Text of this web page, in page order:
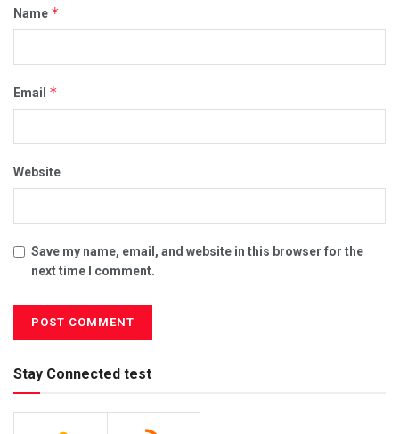
Name *
Email *
Website
Save my name, email, and website in this browser for the
next time I comment.
Stay Connected test